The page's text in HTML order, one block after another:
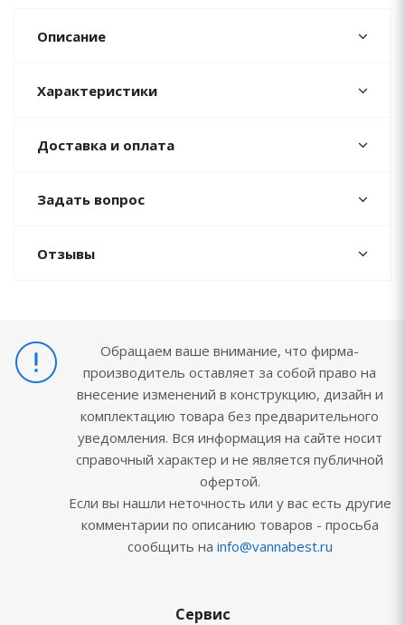
Описание
Характеристики
Доставка и оплата
Задать вопрос
Отзывы
Обращаем ваше внимание, что фирма-
производитель оставляет за собой право на
внесение изменений в конструкцию, дизайн и
комплектацию товара без предварительного
уведомления. Вся информация на сайте носит
справочный характер и не является публичной
офертой.
Если вы нашли неточность или у вас есть другие
комментарии по описанию товаров - просьба
сообщить на info@vannabest.ru
Сервис